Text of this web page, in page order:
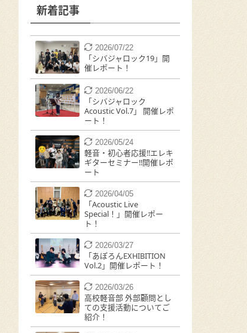
新着記事
2026/07/22
「シバジャロック19」開
催レポート！
2026/06/22
「シバジャロック
Acoustic Vol.7」 開催レポ
ート！
2026/05/24
軽音・初心者応援!!エレキ
ギターセミナー!!開催レポ
ート
2026/04/05
「Acoustic Live
Special！」開催レポー
ト！
2026/03/27
「あぽろんEXHIBITION
Vol.2」開催レポート！
2026/03/26
高校軽音部 外部顧問とし
ての支援活動についてご
紹介！